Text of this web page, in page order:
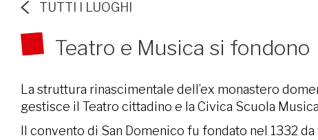
TUTTI I LUOGHI
Teatro e Musica si fondono
La struttura rinascimentale dell’ex monastero
gestisce il Teatro cittadino e la Civica Scuola
Il convento di San Domenico fu fondato nel 1332